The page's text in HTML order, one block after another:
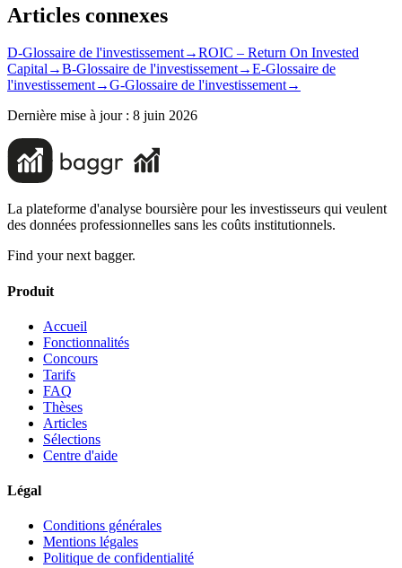
Articles connexes
D-Glossaire de l'investissement→ROIC – Return On Invested
Capital→B-Glossaire de l'investissement→E-Glossaire de
l'investissement→G-Glossaire de l'investissement→
Dernière mise à jour : 8 juin 2026
La plateforme d'analyse boursière pour les investisseurs qui veulent
des données professionnelles sans les coûts institutionnels.
Find your next bagger.
Produit
Accueil
Fonctionnalités
Concours
Tarifs
FAQ
Thèses
Articles
Sélections
Centre d'aide
Légal
Conditions générales
Mentions légales
Politique de confidentialité